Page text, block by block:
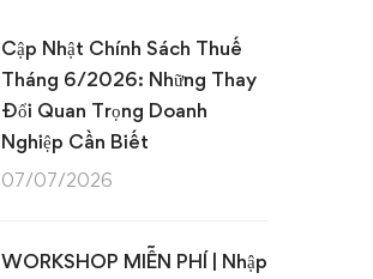
Cập Nhật Chính Sách Thuế
Tháng 6/2026: Những Thay
Đổi Quan Trọng Doanh
Nghiệp Cần Biết
07/07/2026
WORKSHOP MIỄN PHÍ | Nhập